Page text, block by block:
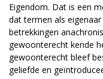
Eigendom. Dat is een
dat termen als
betrekkingen
gewoonterecht kende
gewoonterecht bleef
geliefde en